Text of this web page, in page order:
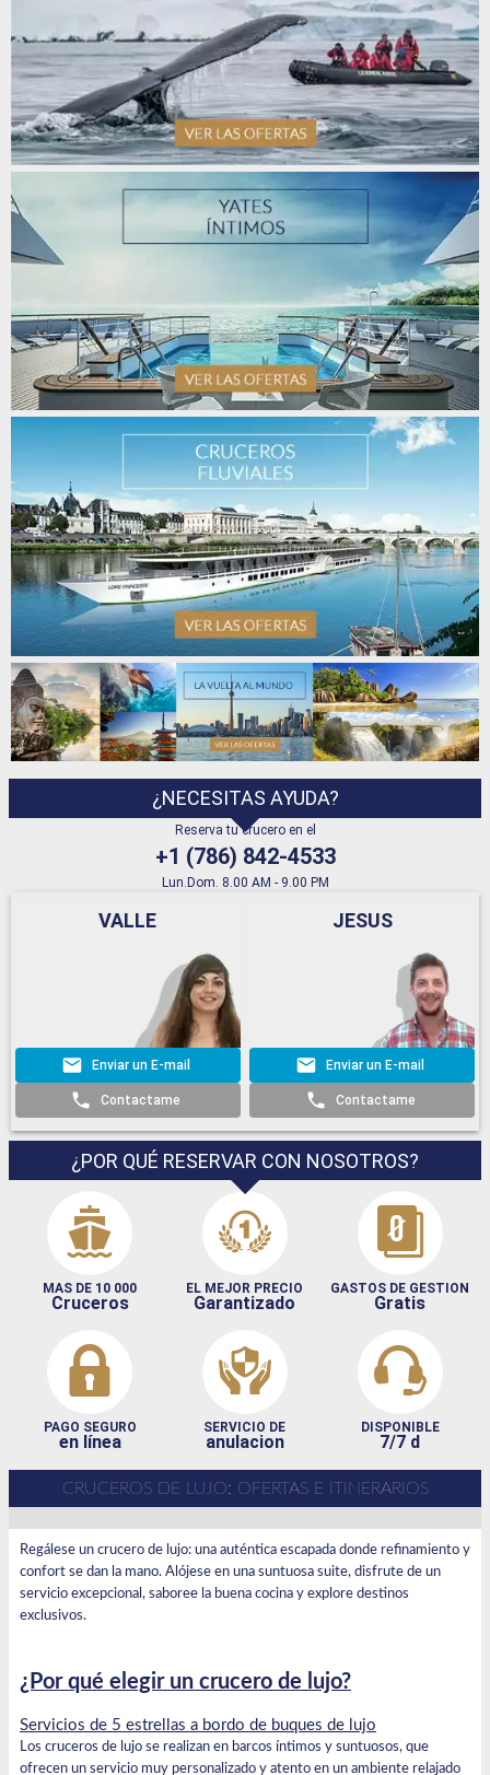
¿NECESITAS AYUDA?
Reserva tu crucero en el
+1 (786) 842-4533
Lun.Dom. 8.00 AM - 9.00 PM
VALLE
Enviar un E-mail
Contactame
JESUS
Enviar un E-mail
Contactame
¿POR QUÉ RESERVAR CON NOSOTROS?
MAS DE 10 000
Cruceros
EL MEJOR PRECIO
Garantizado
GASTOS DE GESTION
Gratis
PAGO SEGURO
en línea
SERVICIO DE
anulacion
DISPONIBLE
7/7 d
CRUCEROS DE LUJO: OFERTAS E ITINERARIOS
Regálese un crucero de lujo: una auténtica escapada donde refinamiento y
confort se dan la mano. Alójese en una suntuosa suite, disfrute de un
servicio excepcional, saboree la buena cocina y explore destinos
exclusivos.
¿Por qué elegir un crucero de lujo?
Servicios de 5 estrellas a bordo de buques de lujo
Los cruceros de lujo se realizan en barcos íntimos y suntuosos, que
ofrecen un servicio muy personalizado y atento en un ambiente relajado